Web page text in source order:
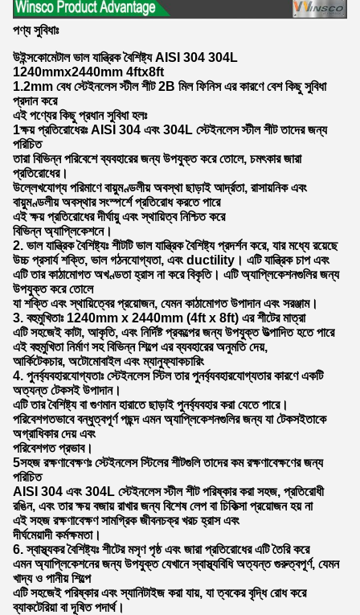
পণ্য সুবিধাঃ
উইন্সকোমেটাল ভাল যান্ত্রিক বৈশিষ্ট্য AISI 304 304L
1240mmx2440mm 4ftx8ft
1.2mm বেধ স্টেইনলেস স্টীল শীট 2B মিল ফিনিস এর কারণে বেশ কিছু সুবিধা
প্রদান করে
এই পণ্যের কিছু প্রধান সুবিধা হলঃ
1ক্ষয় প্রতিরোধেরঃ AISI 304 এবং 304L স্টেইনলেস স্টীল শীট তাদের জন্য
পরিচিত
তারা বিভিন্ন পরিবেশে ব্যবহারের জন্য উপযুক্ত করে তোলে, চমৎকার জারা
প্রতিরোধের।
উল্লেখযোগ্য পরিমাণে বায়ুমণ্ডলীয় অবস্থা ছাড়াই আর্দ্রতা, রাসায়নিক এবং
বায়ুমণ্ডলীয় অবস্থার সংস্পর্শে প্রতিরোধ করতে পারে
এই ক্ষয় প্রতিরোধের দীর্ঘায়ু এবং স্থায়িত্ব নিশ্চিত করে
বিভিন্ন অ্যাপ্লিকেশনে।
2. ভাল যান্ত্রিক বৈশিষ্ট্যঃ শীটটি ভাল যান্ত্রিক বৈশিষ্ট্য প্রদর্শন করে, যার মধ্যে রয়েছে
উচ্চ প্রসার্য শক্তি, ভাল গঠনযোগ্যতা, এবং ductility। এটি যান্ত্রিক চাপ এবং
এটি তার কাঠামোগত অখণ্ডতা হ্রাস না করে বিকৃতি। এটি অ্যাপ্লিকেশনগুলির জন্য
উপযুক্ত করে তোলে
যা শক্তি এবং স্থায়িত্বের প্রয়োজন, যেমন কাঠামোগত উপাদান এবং সরঞ্জাম।
3. বহুমুখিতাঃ 1240mm x 2440mm (4ft x 8ft) এর শীটের মাত্রা
এটি সহজেই কাটা, আকৃতি, এবং নির্দিষ্ট প্রকল্পের জন্য উপযুক্ত উত্পাদিত হতে পারে
এই বহুমুখিতা নির্মাণ সহ বিভিন্ন শিল্পে এর ব্যবহারের অনুমতি দেয়,
আর্কিটেকচার, অটোমোবাইল এবং ম্যানুফ্যাকচারিং
4. পুনর্ব্যবহারযোগ্যতাঃ স্টেইনলেস স্টিল তার পুনর্ব্যবহারযোগ্যতার কারণে একটি
অত্যন্ত টেকসই উপাদান।
এটি তার বৈশিষ্ট্য বা গুণমান হারাতে ছাড়াই পুনর্ব্যবহার করা যেতে পারে।
পরিবেশগতভাবে বন্ধুত্বপূর্ণ পছন্দ এমন অ্যাপ্লিকেশনগুলির জন্য যা টেকসইতাকে
অগ্রাধিকার দেয় এবং
পরিবেশগত প্রভাব।
5সহজ রক্ষণাবেক্ষণঃ স্টেইনলেস স্টিলের শীটগুলি তাদের কম রক্ষণাবেক্ষণের জন্য
পরিচিত
AISI 304 এবং 304L স্টেইনলেস স্টীল শীট পরিষ্কার করা সহজ, প্রতিরোধী
রঙিন, এবং তার ক্ষয় বজায় রাখার জন্য বিশেষ লেপ বা চিকিত্সা প্রয়োজন হয় না
এই সহজ রক্ষণাবেক্ষণ সামগ্রিক জীবনচক্র খরচ হ্রাস এবং
দীর্ঘমেয়াদী কর্মক্ষমতা।
6. স্বাস্থ্যকর বৈশিষ্ট্যঃ শীটের মসৃণ পৃষ্ঠ এবং জারা প্রতিরোধের এটি তৈরি করে
এমন অ্যাপ্লিকেশনের জন্য উপযুক্ত যেখানে স্বাস্থ্যবিধি অত্যন্ত গুরুত্বপূর্ণ, যেমন
খাদ্য ও পানীয় শিল্পে
এটি সহজেই পরিষ্কার এবং স্যানিটাইজ করা যায়, যা ত্বকের বৃদ্ধি রোধ করে
ব্যাকটেরিয়া বা দূষিত পদার্থ।